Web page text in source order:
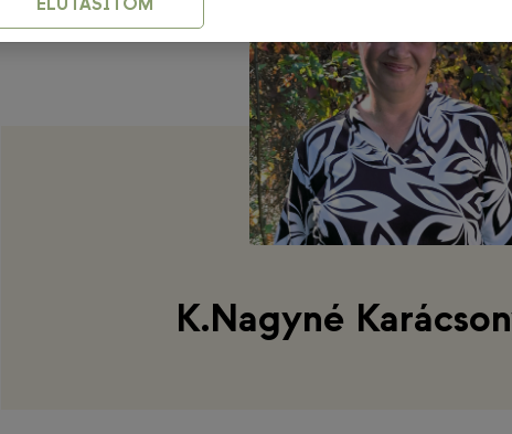
K.Nagyné
ELUTASÍTOM